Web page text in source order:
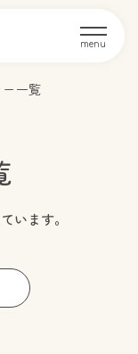
menu
一覧
います。